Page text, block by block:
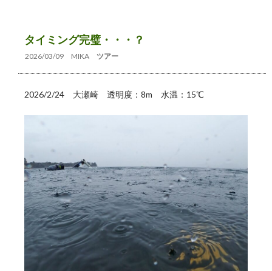
タイミング完璧・・・？
2026/03/09 MIKA ツアー
2026/2/24 大瀬崎 透明度：8m 水温：15℃